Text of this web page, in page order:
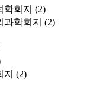
회지 (2)
학회지 (2)
(2)